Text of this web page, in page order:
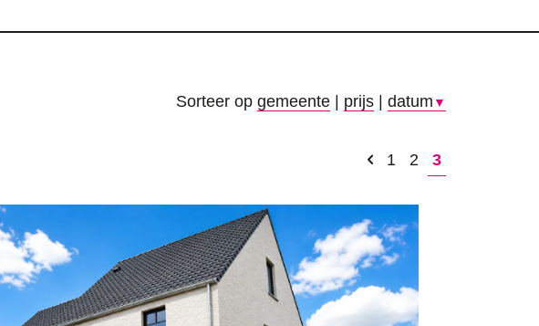
Sorteer op gemeente prijs datum ▼
1 2 3